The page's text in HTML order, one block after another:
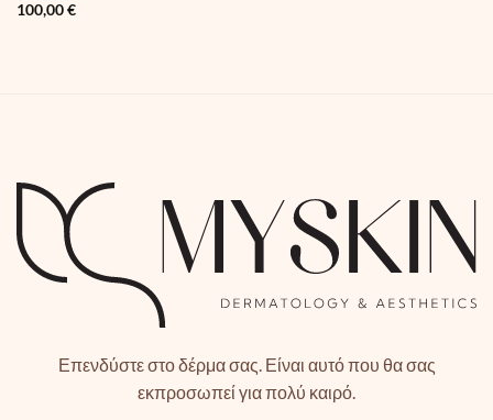
100,00€
Επενδύστε στο δέρμα σας. Είναι αυτό που θα σας
εκπροσωπεί για πολύ καιρό.